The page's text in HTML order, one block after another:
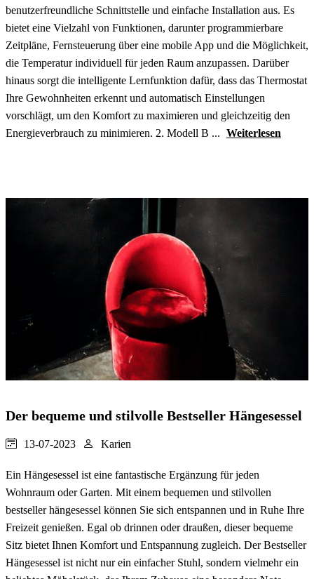
benutzerfreundliche Schnittstelle und einfache Installation aus. Es
bietet eine Vielzahl von Funktionen, darunter programmierbare
Zeitpläne, Fernsteuerung über eine mobile App und die Möglichkeit,
die Temperatur individuell für jeden Raum anzupassen. Darüber
hinaus sorgt die intelligente Lernfunktion dafür, dass das Thermostat
Ihre Gewohnheiten erkennt und automatisch Einstellungen
vorschlägt, um den Komfort zu maximieren und gleichzeitig den
Energieverbrauch zu minimieren. 2. Modell B ... Weiterlesen
Der bequeme und stilvolle Bestseller Hängesessel
13-07-2023 Karien
Ein Hängesessel ist eine fantastische Ergänzung für jeden
Wohnraum oder Garten. Mit einem bequemen und stilvollen
bestseller hängesessel können Sie sich entspannen und in Ruhe Ihre
Freizeit genießen. Egal ob drinnen oder draußen, dieser bequeme
Sitz bietet Ihnen Komfort und Entspannung zugleich. Der Bestseller
Hängesessel ist nicht nur ein einfacher Stuhl, sondern vielmehr ein